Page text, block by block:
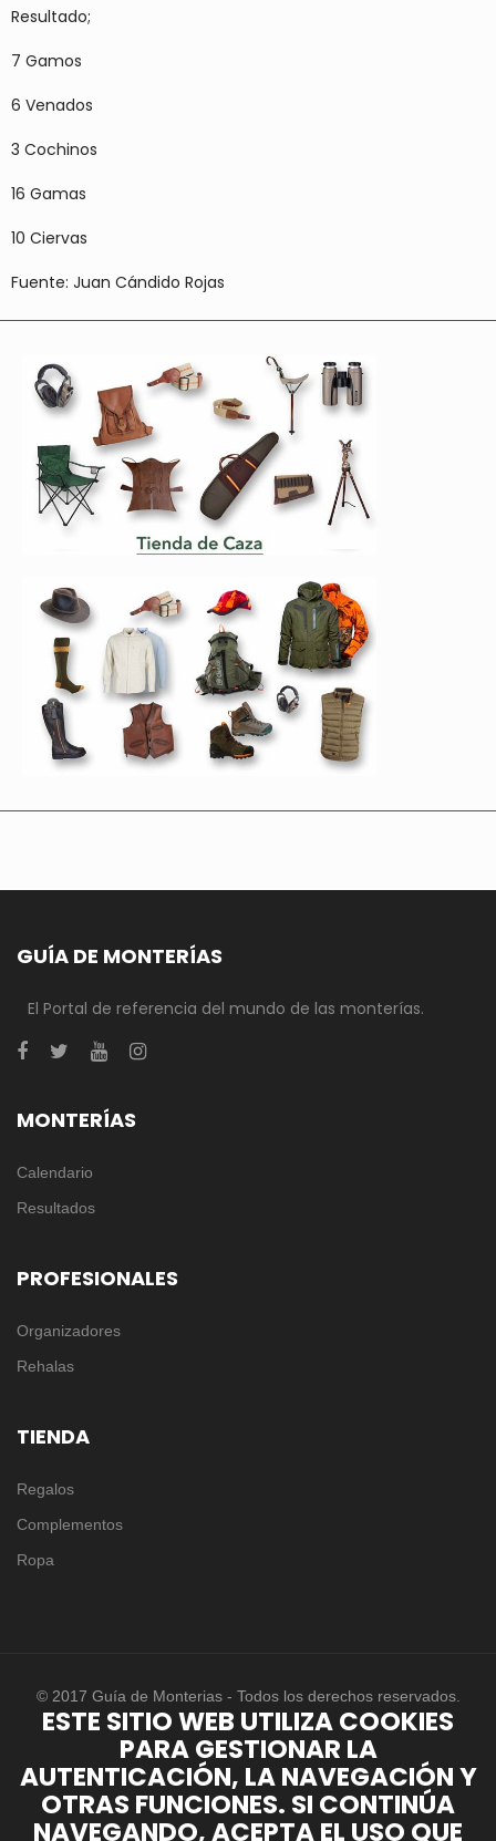
Resultado;
7 Gamos
6 Venados
3 Cochinos
16 Gamas
10 Ciervas
Fuente: Juan Cándido Rojas
GUÍA DE MONTERÍAS
El Portal de referencia del mundo de las monterías.
MONTERÍAS
Calendario
Resultados
PROFESIONALES
Organizadores
Rehalas
TIENDA
Regalos
Complementos
Ropa
© 2017 Guía de Monterias - Todos los derechos reservados.
ESTE SITIO WEB UTILIZA COOKIES
PARA GESTIONAR LA
AUTENTICACIÓN, LA NAVEGACIÓN Y
OTRAS FUNCIONES. SI CONTINÚA
NAVEGANDO, ACEPTA EL USO QUE